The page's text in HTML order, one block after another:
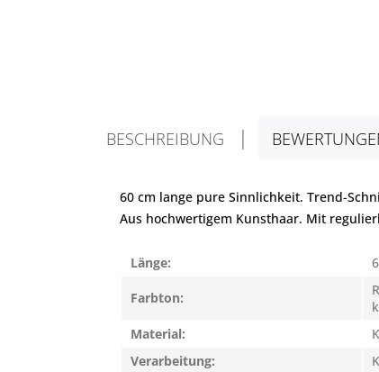
BESCHREIBUNG
60 cm lange pure Sinnlichkeit. Trend-
Aus hochwertigem Kunsthaar. Mit
Länge:
Farbton:
Material:
Verarbeitung: